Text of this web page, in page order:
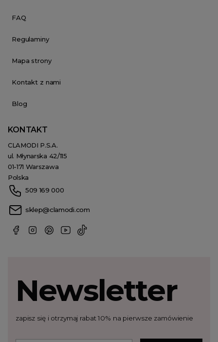
FAQ
Regulaminy
Mapa strony
Kontakt z nami
Blog
KONTAKT
CLAMODI P.S.A.
ul. Młynarska 42/115
01-171 Warszawa
Polska
509 169 000
sklep@clamodi.com
Newsletter
zapisz się i otrzymaj rabat 10% na pierwsze zamówienie